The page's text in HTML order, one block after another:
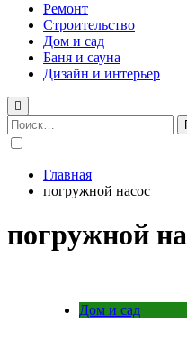
Ремонт
Строительство
Дом и сад
Баня и сауна
Дизайн и интерьер
Найти:
Главная
погружной насос
погружной
Дом и сад